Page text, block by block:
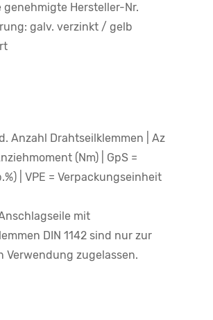
genehmigte Hersteller-Nr.
galv. verzinkt / gelb
Anzahl Drahtseilklemmen | Az
(Nm) | GpS =
| VPE = Verpackungseinheit
mit
DIN 1142 sind nur zur
Verwendung zugelassen.